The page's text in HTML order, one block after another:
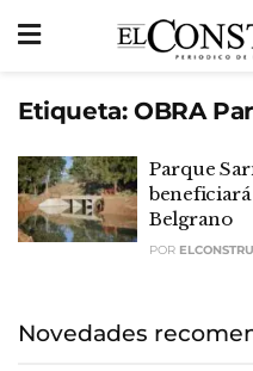
Etiqueta: OBRA
Parque
Belgrano
POR
Novedades